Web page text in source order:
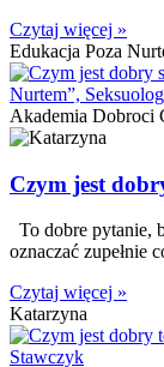
Czytaj więcej »
Edukacja Poza
Akademia Dobroci
Czym jest
To dobre pytanie,
oznaczać zupełnie
Czytaj więcej »
Katarzyna